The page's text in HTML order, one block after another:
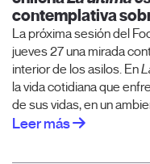
contemplativa
La próxima sesión del
jueves 27 una mirada
interior de los asilos. En
la vida cotidiana que
de sus vidas, en un
Leer más